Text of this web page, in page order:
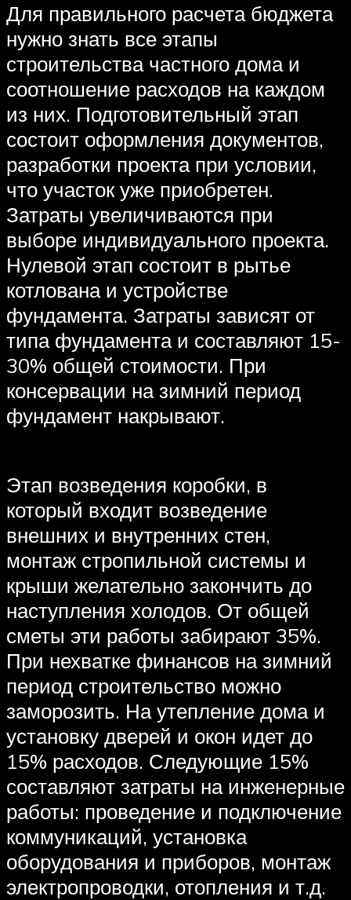
Для правильного расчета бюджета
нужно знать все этапы
строительства частного дома и
соотношение расходов на каждом
из них. Подготовительный этап
состоит оформления документов,
разработки проекта при условии,
что участок уже приобретен.
Затраты увеличиваются при
выборе индивидуального проекта.
Нулевой этап состоит в рытье
котлована и устройстве
фундамента. Затраты зависят от
типа фундамента и составляют 15-
30% общей стоимости. При
консервации на зимний период
фундамент накрывают.
Этап возведения коробки, в
который входит возведение
внешних и внутренних стен,
монтаж стропильной системы и
крыши желательно закончить до
наступления холодов. От общей
сметы эти работы забирают 35%.
При нехватке финансов на зимний
период строительство можно
заморозить. На утепление дома и
установку дверей и окон идет до
15% расходов. Следующие 15%
составляют затраты на инженерные
работы: проведение и подключение
коммуникаций, установка
оборудования и приборов, монтаж
электропроводки, отопления и т.д.